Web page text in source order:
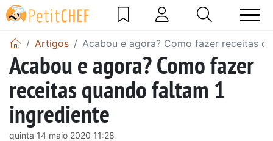
Artigos Acabou e agora? Como fazer receitas
Acabou e agora? Como fazer
receitas quando faltam 1
ingrediente
quinta 14 maio 2020 11:28